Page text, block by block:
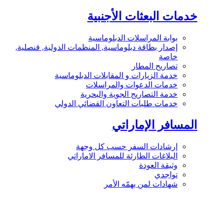
خدمات البعثات الأجنبية
بوابة المراسلات الدبلوماسية
إصدار بطاقة دبلوماسية, المنظمات الدولية, قنصلية,
خاصة
تصاريح المطار
خدمة الزيارات و المقابلات الدبلوماسية
خدمات الدعوات والمراسلات
خدمة التصاريح الجوية والبحرية
خدمات طلبات التعاون القضائي الدولي
المسافر الإماراتي
إرشادات السفر حسب كل وجهة
البلاغات الطارئة للمسافر الاماراتي
وثيقة العودة
تواجدي
شهادات لمن يهمّه الأمر